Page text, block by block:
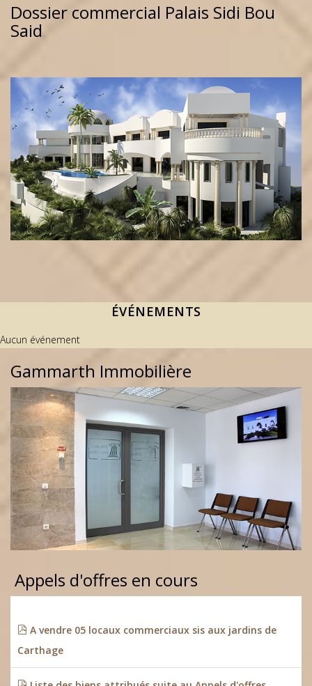
Dossier commercial Palais Sidi Bou
Said
ÉVÉNEMENTS
Aucun événement
Gammarth Immobilière
Appels d'offres en cours
A vendre 05 locaux commerciaux sis aux jardins de
Carthage